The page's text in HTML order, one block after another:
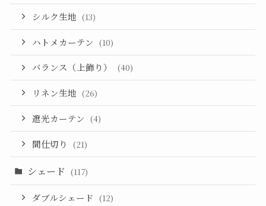
シルク生地 (13)
ハトメカーテン (10)
バランス（上飾り） (40)
リネン生地 (26)
遮光カーテン (4)
間仕切り (21)
シェード (117)
ダブルシェード (12)